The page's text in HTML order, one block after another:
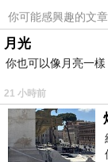
韓國官方認證
你可能感興趣的文章
月光
你也可以像月亮一樣
21 小時前